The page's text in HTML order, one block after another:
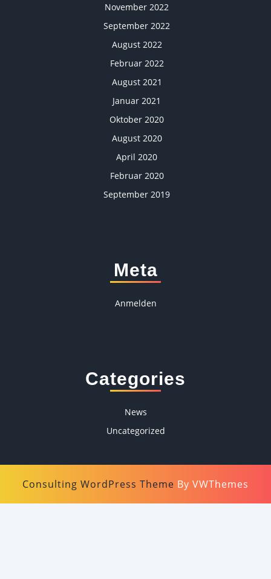
November 2022
September 2022
August 2022
Februar 2022
August 2021
Januar 2021
Oktober 2020
August 2020
April 2020
Februar 2020
September 2019
Meta
Anmelden
Categories
News
Uncategorized
Consulting WordPress Theme By VWThemes